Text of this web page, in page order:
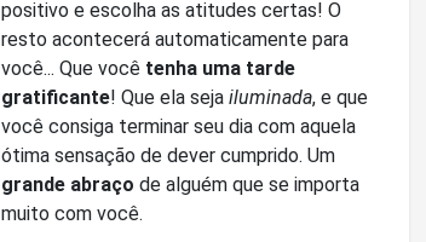
positivo e escolha as atitudes certas! O
resto acontecerá automaticamente para
você... Que você tenha uma tarde
gratificante ! Que ela seja iluminada, e que
você consiga terminar seu dia com aquela
ótima sensação de dever cumprido. Um
grande abraço de alguém que se importa
muito com você.